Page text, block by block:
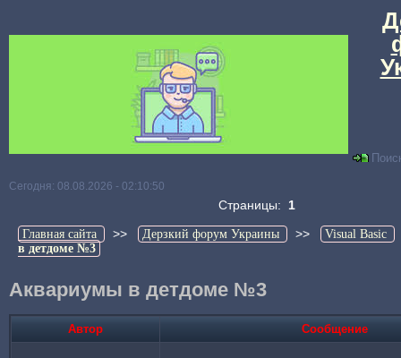
Сегодня: 08.08.2026 - 02:10:50
Страницы: 1
Главная сайта >> Дерзкий форум Украины >> Visual Basic
в детдоме №3
Аквариумы в детдоме №3
Автор Сообщение